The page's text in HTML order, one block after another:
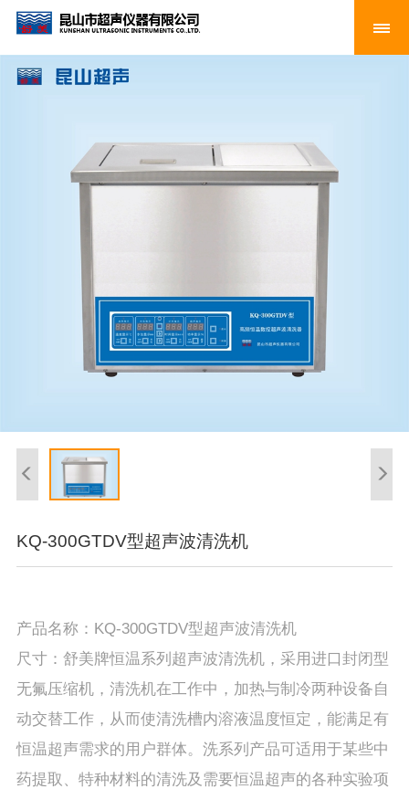
KQ-300GTDV型超声波清洗机
产品名称：KQ-300GTDV型超声波清洗机
尺寸：舒美牌恒温系列超声波清洗机，采用进口封闭型
无氟压缩机，清洗机在工作中，加热与制冷两种设备自
动交替工作，从而使清洗槽内溶液温度恒定，能满足有
恒温超声需求的用户群体。洗系列产品可适用于某些中
药提取、特种材料的清洗及需要恒温超声的各种实验项